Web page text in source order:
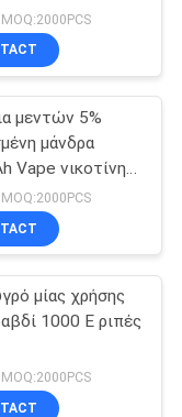
μεντών 5%
μάνδρα
Vape νικοτίνης
μίας χρήσης
1000 Ε ριπές